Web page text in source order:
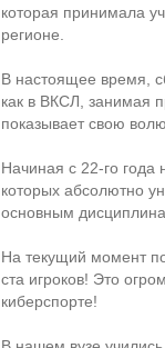
которая принимала
регионе.
В настоящее время,
как в ВКСЛ, занимая
показывает свою
Начиная с 22-го года
которых абсолютно
основным
На текущий момент
ста игроков! Это
киберспорте!